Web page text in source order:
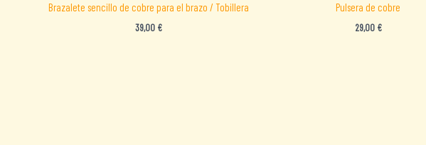
Brazalete sencillo de cobre para el brazo / Tobillera
39,00 €
Pulsera de cobre
29,00 €